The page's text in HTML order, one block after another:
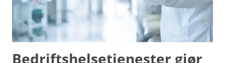
Bedriftshelsetjenester gjør